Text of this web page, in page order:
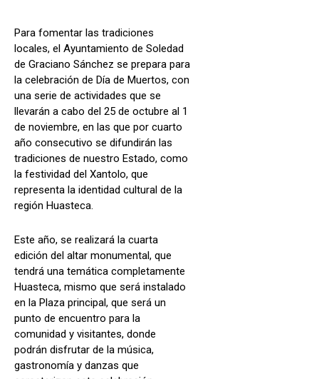
Para fomentar las tradiciones
locales, el Ayuntamiento de Soledad
de Graciano Sánchez se prepara para
la celebración de Día de Muertos, con
una serie de actividades que se
llevarán a cabo del 25 de octubre al 1
de noviembre, en las que por cuarto
año consecutivo se difundirán las
tradiciones de nuestro Estado, como
la festividad del Xantolo, que
representa la identidad cultural de la
región Huasteca.
Este año, se realizará la cuarta
edición del altar monumental, que
tendrá una temática completamente
Huasteca, mismo que será instalado
en la Plaza principal, que será un
punto de encuentro para la
comunidad y visitantes, donde
podrán disfrutar de la música,
gastronomía y danzas que